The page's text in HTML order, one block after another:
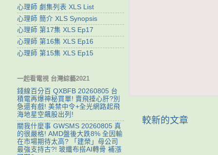
較新的文章
心理師 劇集列表 XLS List
心理師 簡介 XLS Synopsis
心理師 第17集 XLS Ep17
心理師 第16集 XLS Ep16
心理師 第15集 XLS Ep15
一起看電視 台灣綜藝2021
錢線百分百 QXBFB 20260805 台
積電再爆神秘買單! 賣飛捶心肝?別
急還有戲! 美禁中令+全光網路起飛
海地星空飆股出列!
關我什麼事 GWSMS 20260805 真
的很嚴格! AMD盤後大跌8% 全因輸
在市場期待太高? 「建榮」母公司
最強支持古?! 玻纖布搭AI轉骨 補漲